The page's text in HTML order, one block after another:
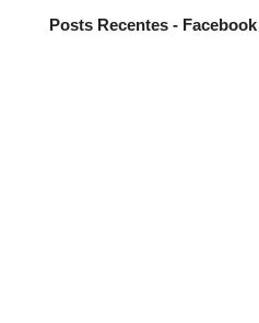
Posts Recentes - Facebook